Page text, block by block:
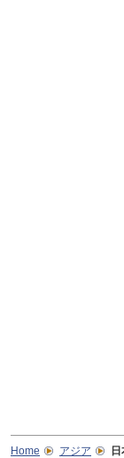
Home アジア